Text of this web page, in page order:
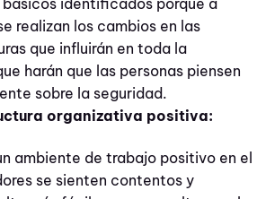
realizan los cambios en las
que influirán en toda la
harán que las personas piensen
sobre la seguridad.
organizativa positiva:
ambiente de trabajo positivo en el
se sienten contentos y